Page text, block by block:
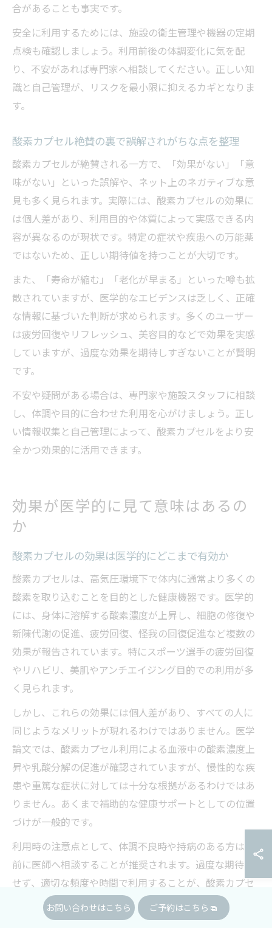
合があることも事実です。
安全に利用するためには、施設の衛生管理や機器の定期
点検も確認しましょう。利用前後の体調変化に気を配
り、不安があれば専門家へ相談してください。正しい知
識と自己管理が、リスクを最小限に抑えるカギとなりま
す。
酸素カプセル絶賛の裏で誤解されがちな点を整理
酸素カプセルが絶賛される一方で、「効果がない」「意
味がない」といった誤解や、ネット上のネガティブな意
見も多く見られます。実際には、酸素カプセルの効果に
は個人差があり、利用目的や体質によって実感できる内
容が異なるのが現状です。特定の症状や疾患への万能薬
ではないため、正しい期待値を持つことが大切です。
また、「寿命が縮む」「老化が早まる」といった噂も拡
散されていますが、医学的なエビデンスは乏しく、正確
な情報に基づいた判断が求められます。多くのユーザー
は疲労回復やリフレッシュ、美容目的などで効果を実感
していますが、過度な効果を期待しすぎないことが賢明
です。
不安や疑問がある場合は、専門家や施設スタッフに相談
し、体調や目的に合わせた利用を心がけましょう。正し
い情報収集と自己管理によって、酸素カプセルをより安
全かつ効果的に活用できます。
効果が医学的に見て意味はあるの
か
酸素カプセルの効果は医学的にどこまで有効か
酸素カプセルは、高気圧環境下で体内に通常より多くの
酸素を取り込むことを目的とした健康機器です。医学的
には、身体に溶解する酸素濃度が上昇し、細胞の修復や
新陳代謝の促進、疲労回復、怪我の回復促進など複数の
効果が報告されています。特にスポーツ選手の疲労回復
やリハビリ、美肌やアンチエイジング目的での利用が多
く見られます。
しかし、これらの効果には個人差があり、すべての人に
同じようなメリットが現れるわけではありません。医学
論文では、酸素カプセル利用による血液中の酸素濃度上
昇や乳酸分解の促進が確認されていますが、慢性的な疾
患や重篤な症状に対しては十分な根拠があるわけではあ
りません。あくまで補助的な健康サポートとしての位置
づけが一般的です。
利用時の注意点として、体調不良時や持病のある方は事
前に医師へ相談することが推奨されます。過度な期待を
せず、適切な頻度や時間で利用することが、酸素カプセ
ルの効果を最大限に引き出すポイントです。
お問い合わせはこちら ご予約はこちら